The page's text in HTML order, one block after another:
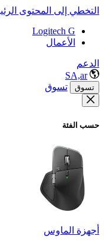
التخطي إلى المحتوى
Logitech G
الأعمال
الدعم
SA,ar
تسوق تسوق
حسب الفئة
أجهزة الماوس